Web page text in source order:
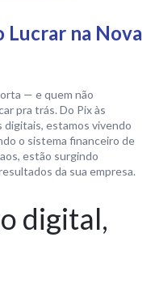
Lucrar na Nova
— e quem não
pra trás. Do Pix às
estamos vivendo
o sistema financeiro de
estão surgindo
da sua empresa.
digital,